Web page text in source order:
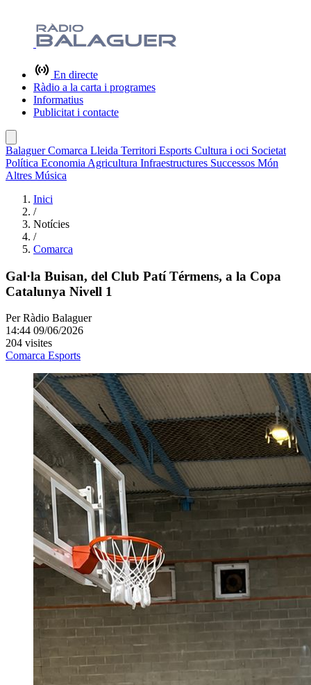
En directe
Ràdio a la carta i programes
Informatius
Publicitat i contacte
BalaguerComarca Lleida Territori Esports Cultura i oci Societat
Política Economia Agricultura Infraestructures Successos Món
Altres Música
Inici
/
Notícies
/
Comarca
Gal·la Buisan, del Club Patí Térmens, a la Copa
Catalunya Nivell 1
Per Ràdio Balaguer
14:44 09/06/2026
204 visites
Comarca Esports